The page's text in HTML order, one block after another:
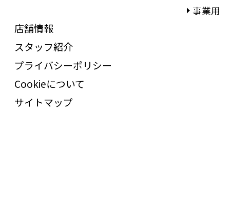
事業用
店舗情報
スタッフ紹介
プライバシーポリシー
Cookieについて
サイトマップ